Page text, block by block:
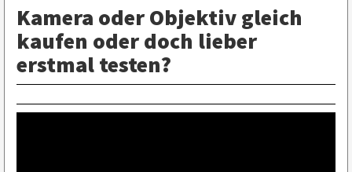
Kamera oder Objektiv gleich
kaufen oder doch lieber
erstmal testen?